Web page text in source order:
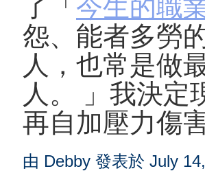
怨、能者多勞
人，也常是做
人。 」我決定
再自加壓力傷
由 Debby 發表於 July